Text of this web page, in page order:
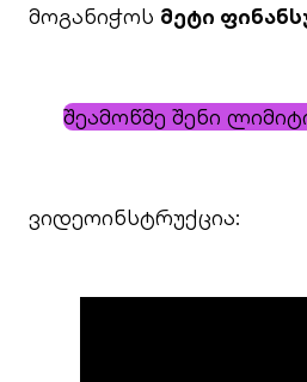
მოგანიჭოს მეტი
შეამოწმე შენი
ვიდეოინსტრუქცია: